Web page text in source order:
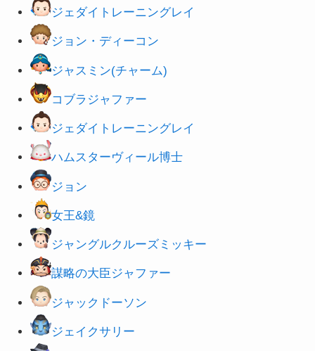
ジョン・ディーコン
ジャスミン(チャーム)
コブラジャファー
ジェダイトレーニングレイ
ハムスターヴィール博士
ジョン
女王&鏡
ジャングルクルーズミッキー
謀略の大臣ジャファー
ジャックドーソン
ジェイ クサリー
ジェイドリ ーチ